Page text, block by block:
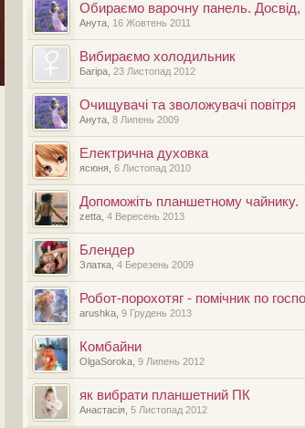
Обираємо варочну панель. Досвід,
Анута 16 Жовтень 2011
Вибираємо холодильник
Багіра 23 Листопад 2012
Очищувачі та зволожувачі повітря
Анута 8 Липень 2009
Електрична духовка
ясюня 6 Листопад 2010
Допоможіть планшетному чайнику.
zetta 4 Вересень 2013
Блендер
Златка 4 Березень 2009
Робот-порохотяг - помічник по
arushka 9 Грудень 2013
Комбайни
OlgaSoroka 9 Липень 2012
як вибрати планшетний ПК
Анастасія 5 Листопад 2012